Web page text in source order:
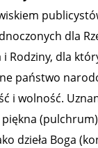
dla
i Rodziny, dla
państwo
i wolność.
dzieła Boga